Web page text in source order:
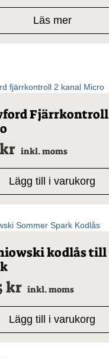
Läs mer
Fjärrkontroll
kr inkl. moms
Lägg till i varukorg
kodlås till
kr inkl. moms
Lägg till i varukorg